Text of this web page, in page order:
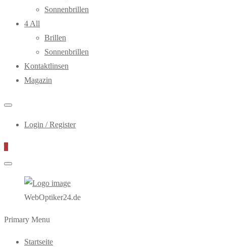
Sonnenbrillen
4 All
Brillen
Sonnenbrillen
Kontaktlinsen
Magazin
Login / Register
0
WebOptiker24.de
Primary Menu
Startseite